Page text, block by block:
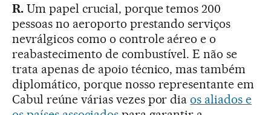
R.Um papel crucial, porque temos 200
pessoas no aeroporto prestando serviços
nevrálgicos como o controle aéreo e o
reabastecimento de combustível. E não se
trata apenas de apoio técnico, mas também
diplomático, porque nosso representante em
Cabul reúne várias vezes por diaos aliados e